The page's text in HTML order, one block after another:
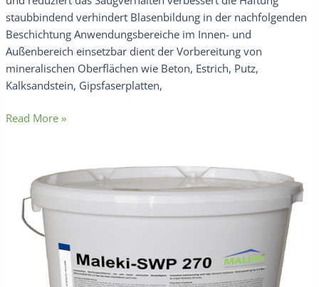
staubbindend verhindert Blasenbildung in der nachfolgenden
Beschichtung Anwendungsbereiche im Innen- und
Außenbereich einsetzbar dient der Vorbereitung von
mineralischen Oberflächen wie Beton, Estrich, Putz,
Kalksandstein, Gipsfaserplatten,
Read More »